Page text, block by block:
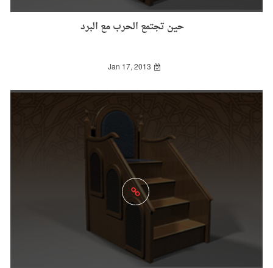
حين تجتمع الحرب مع البرد
Jan 17, 2013